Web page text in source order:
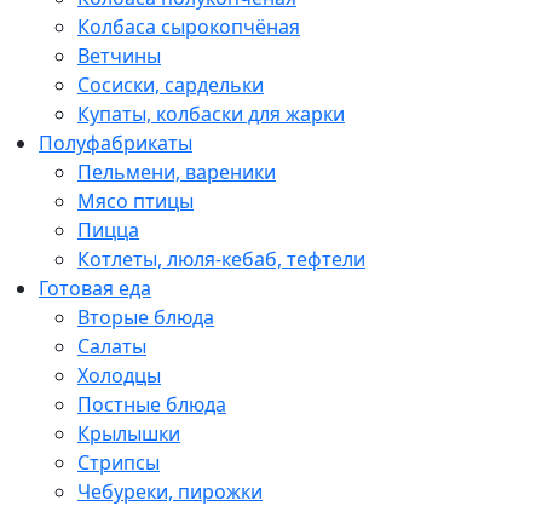
Колбаса сырокопчёная
Ветчины
Сосиски, сардельки
Купаты, колбаски для жарки
Полуфабрикаты
Пельмени, вареники
Мясо птицы
Пицца
Котлеты, люля-кебаб, тефтели
Готовая еда
Вторые блюда
Салаты
Холодцы
Постные блюда
Крылышки
Стрипсы
Чебуреки, пирожки